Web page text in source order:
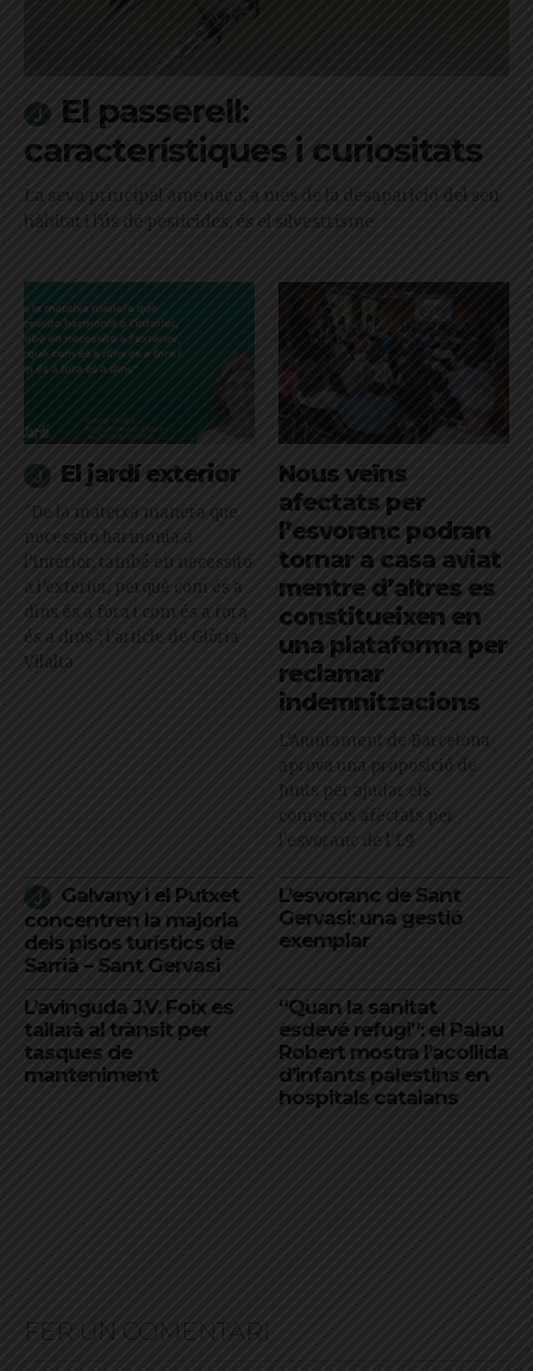
El passerell:
característiques i curiositats
La seva principal amenaça, a més de la desaparició del seu
hàbitat i l'ús de pesticides, és el silvestrisme
El jardí exterior
"De la mateixa manera que
necessito harmonia a
l’interior, també en necessito
a l’exterior, perquè com és a
dins és a fora i com és a fora
és a dins": l'article de Glòria
Vilalta
Nous veïns
afectats per
l’esvoranc podran
tornar a casa aviat
mentre d’altres es
constitueixen en
una plataforma per
reclamar
indemnitzacions
L’Ajuntament de Barcelona
aprova una proposició de
Junts per ajudar els
comerços afectats per
l'esvoranc de l'L9
Galvany i el Putxet
concentren la majoria
dels pisos turístics de
Sarrià – Sant Gervasi
L’esvoranc de Sant
Gervasi: una gestió
exemplar
L’avinguda J.V. Foix es
tallarà al trànsit per
tasques de
manteniment
“Quan la sanitat
esdevé refugi”: el Palau
Robert mostra l’acollida
d’infants palestins en
hospitals catalans
FER UN COMENTARI